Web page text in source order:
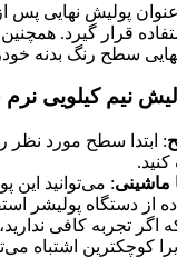
پولیش نهایی پس
قرار گیرد. همچنین
سطح رنگ بدنه
نیم کیلویی
: ابتدا سطح مورد نظر
ماشینی: می‌توانید این
از دستگاه پولیشر
تجربه کافی
کوچکترین اشتباه